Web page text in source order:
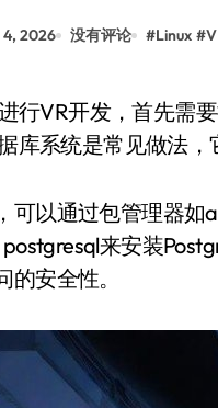
4, 2026 没有评论 #Linux #
库系统是常见做法，
可以通过包管理器如
postgresql来安装
安全性。